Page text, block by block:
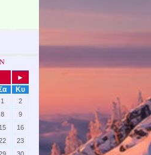
►
Κυ
1
2
8
9
15
16
23